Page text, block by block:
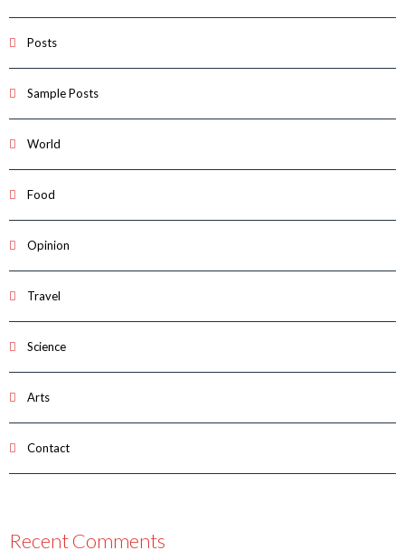
Posts
Sample Posts
World
Food
Opinion
Travel
Science
Arts
Contact
Recent Comments